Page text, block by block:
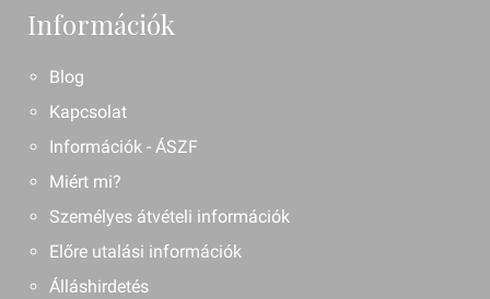
Információk
Blog
Kapcsolat
Információk - ÁSZF
Miért mi?
Személyes átvételi információk
Előre utalási információk
Álláshirdetés